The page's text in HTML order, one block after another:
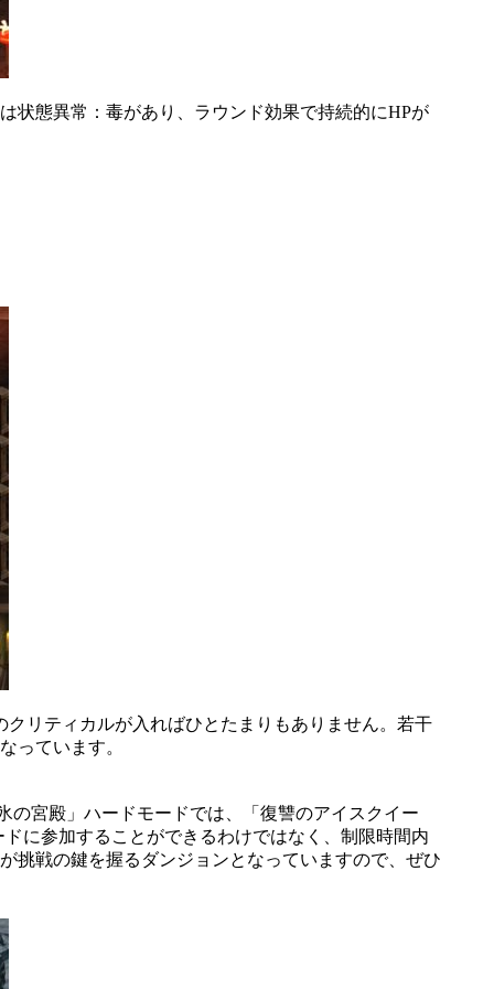
状態異常：毒があり、ラウンド効果で持続的にHPが
リティカルが入ればひとたまりもありません。若干
っています。
の宮殿」ハードモードでは、「復讐のアイスクイー
に参加することができるわけではなく、制限時間内
挑戦の鍵を握るダンジョンとなっていますので、ぜひ